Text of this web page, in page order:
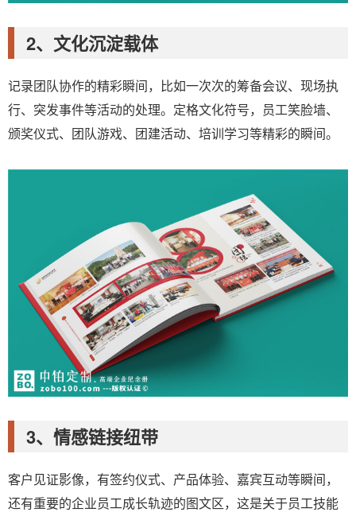
2、文化沉淀载体
记录团队协作的精彩瞬间，比如一次次的筹备会议、现场执
行、突发事件等活动的处理。定格文化符号，员工笑脸墙、
颁奖仪式、团队游戏、团建活动、培训学习等精彩的瞬间。
3、情感链接纽带
客户见证影像，有签约仪式、产品体验、嘉宾互动等瞬间，
还有重要的企业员工成长轨迹的图文区，这是关于员工技能